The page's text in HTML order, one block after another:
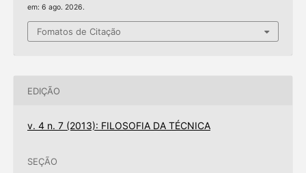
em: 6 ago. 2026.
Fomatos de Citação
EDIÇÃO
v. 4 n. 7 (2013): FILOSOFIA DA TÉCNICA
SEÇÃO